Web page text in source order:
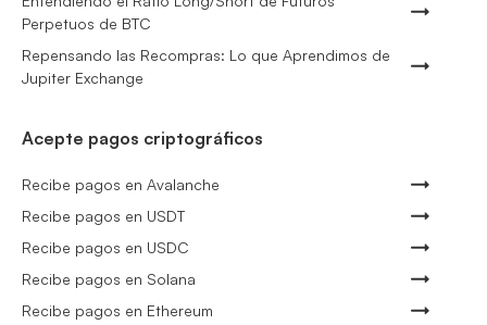
Perpetuos de BTC
Repensando las Recompras: Lo que Aprendimos de
Jupiter Exchange
Acepte pagos criptográficos
Recibe pagos en Avalanche
Recibe pagos en USDT
Recibe pagos en USDC
Recibe pagos en Solana
Recibe pagos en Ethereum